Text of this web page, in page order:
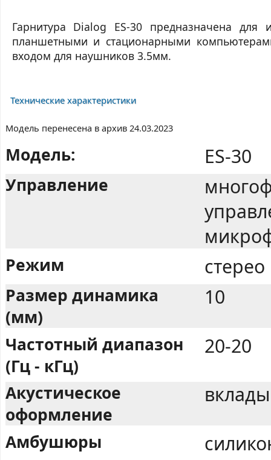
Гарнитура Dialog ES-30 предназначена
планшетными и стационарными
входом для наушников 3.5мм.
Технические характеристики
Модель перенесена в архив 24.03.2023
Модель: ES-30
Управление
Режим стерео
Размер динамика
(мм)
10
Частотный диапазон
(Гц - кГц)
20-20
Акустическое
оформление
Амбушюры